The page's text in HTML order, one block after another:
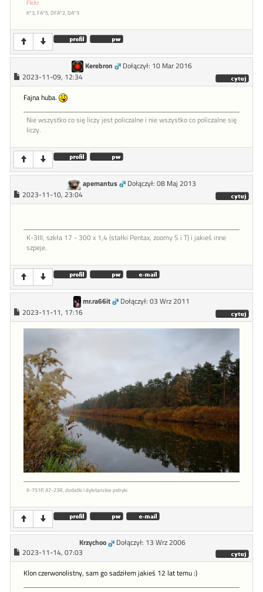
Flickr
K*3, FA*5, DFA*2, DA*3
Kerebron
Dołączył: 10 Mar 2016
2023-11-09, 12:34
Fajna huba.
Nie wszystko co się liczy jest policzalne i nie wszystko co policzalne się
liczy.
apemantus
Dołączył: 08 Maj 2013
2023-11-10, 23:04
K-3III, szkła 17 - 300 x 1,4 (stałki Pentax, zoomy S i T) i jakieś inne
szpeje.
mr.ra66it
Dołączył: 03 Wrz 2011
2023-11-11, 17:16
K-751P, A7-23R, dodatki i dyletanckie pstryki
Krzychoo
Dołączył: 13 Wrz 2006
2023-11-14, 07:03
Klon czerwonolistny, sam go sadziłem jakieś 12 lat temu :)